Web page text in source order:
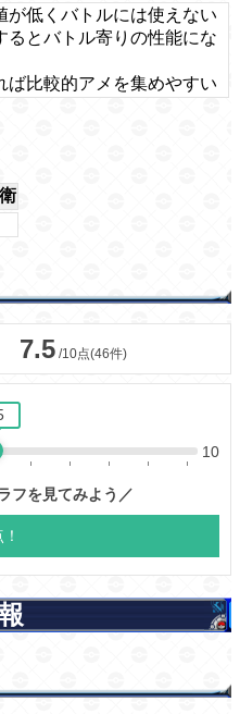
が低くバトルには使えない
るとバトル寄りの性能にな
ば比較的アメを集めやすい